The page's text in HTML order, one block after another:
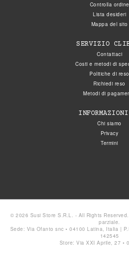
Controlla ordine
Lista desideri
Mappa del sito
SERVIZIO
Contattaci
Costi e metodi di
Politiche di reso
Richiedi reso
Metodi di
Chi siamo
Privacy
Termini
© 2026 Susi Store S.R.L. - All Rights
parziale.
Sede: Via Ofanto snc • 04100 Latina, Italia |
142545
Store: Via XXI Aprile, 27 •